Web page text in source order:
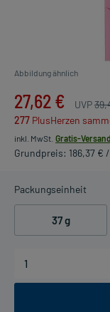
Abbildung ähnlich
27,62 € UVP
277 PlusHerzen
inkl. MwSt. Gratis-Versand
Grundpreis: 186,37 €
Packungseinheit
37 g